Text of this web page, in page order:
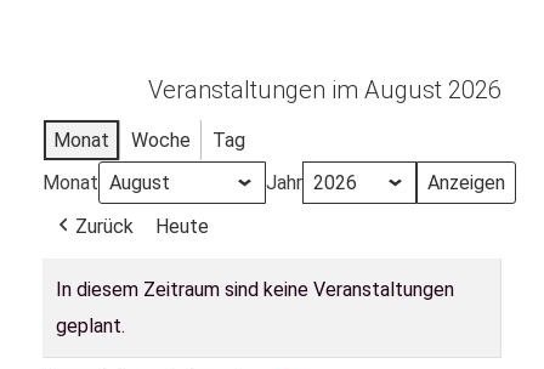
Veranstaltungen im August 2026
Monat Woche
Tag
Monat
Jahr
Zurück
Heute
In diesem Zeitraum sind keine Veranstaltungen
geplant.